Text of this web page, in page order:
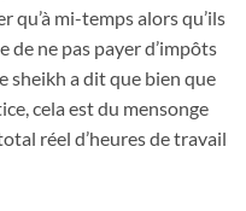
qu’à mi-temps alors qu’ils
de ne pas payer d’impôts
sheikh a dit que bien que
cela est du mensonge
réel d’heures de travail